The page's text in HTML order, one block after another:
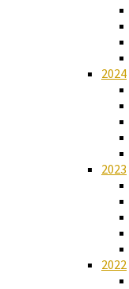
2024
2023
2022